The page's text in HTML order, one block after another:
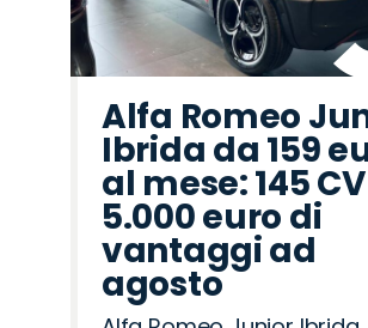
Alfa Romeo
Ibrida da 159
al mese: 145
5.000 euro di
vantaggi ad
agosto